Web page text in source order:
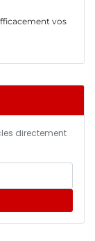
vos
directement